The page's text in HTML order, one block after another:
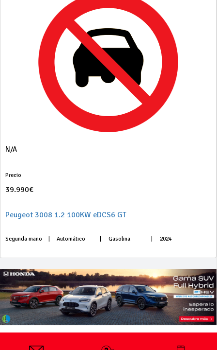
N/A
Precio
39.990€
Peugeot 3008 1.2 100KW eDCS6 GT
Segunda mano Automático Gasolina 2024